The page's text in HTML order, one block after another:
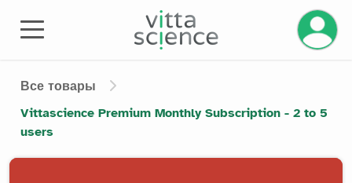
Все товары
Vittascience Premium Monthly Subscription - 2 to 5
users
Product image slider